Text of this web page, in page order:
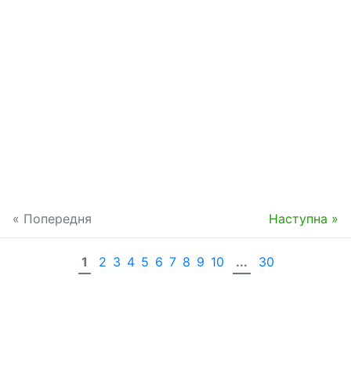
« Попередня Наступна »
1 2 3 4 5 6 7 8 9 10 ... 30